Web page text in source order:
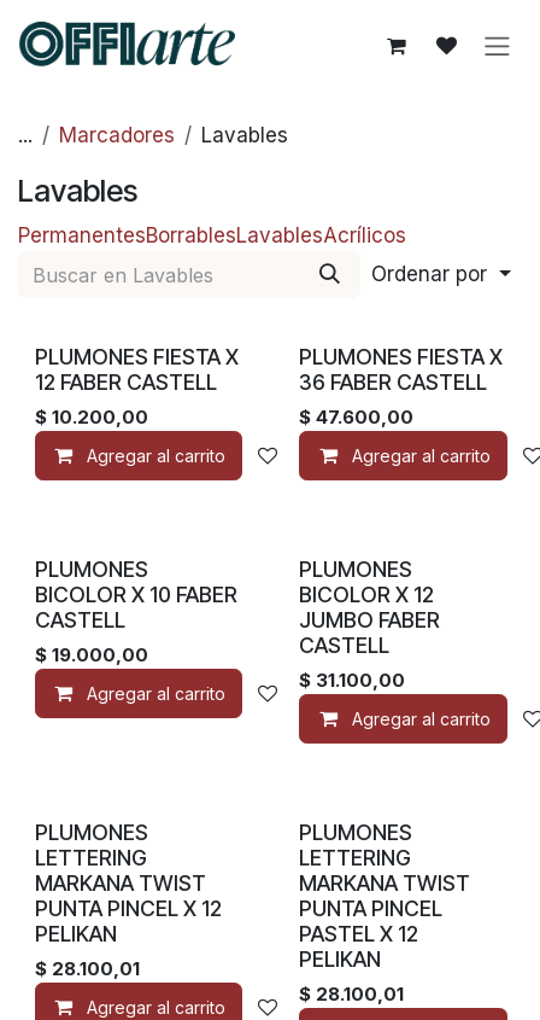
... Marcadores Lavables
Lavables
PermanentesBorrablesLavablesAcrílicos
Ordenar por
PLUMONES FIESTA X
12 FABER CASTELL
$ 10.200,00
Agregar al carrito Añadir a lista de deseos
PLUMONES FIESTA X
36 FABER CASTELL
$47.600,00
Agregar al carrito
PLUMONES
BICOLOR X 10 FABER
CASTELL
$ 19.000,00
Agregar al carrito Añadir a lista de deseos
PLUMONES
BICOLOR X 12
JUMBO FABER
CASTELL
$ 31.100,00
Agregar al carrito
PLUMONES
LETTERING
MARKANA TWIST
PUNTA PINCEL X 12
PELIKAN
$ 28.100,01
Agregar al carrito Añadir a lista de deseos
PLUMONES
LETTERING
MARKANA TWIST
PUNTA PINCEL
PASTEL X 12
PELIKAN
$ 28.100,01